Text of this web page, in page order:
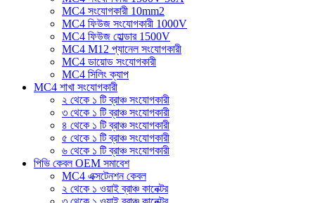
MC4 সংযোগকারী 10mm2
MC4 ফিউজ সংযোগকারী 1000V
MC4 ফিউজ হোল্ডার 1500V
MC4 M12 প্যানেল সংযোগকারী
MC4 ডায়োড সংযোগকারী
MC4 সিলিং ক্যাপ
MC4 শাখা সংযোগকারী
২ থেকে ১ টি ব্রাঞ্চ সংযোগকারী
৩ থেকে ১ টি ব্রাঞ্চ সংযোগকারী
৪ থেকে ১ টি ব্রাঞ্চ সংযোগকারী
৫ থেকে ১ টি ব্রাঞ্চ সংযোগকারী
৬ থেকে ১ টি ব্রাঞ্চ সংযোগকারী
পিভি কেবল OEM সমাবেশ
MC4 এক্সটেনশন কেবল
২ থেকে ১ ওয়াই ব্রাঞ্চ কানেক্টর